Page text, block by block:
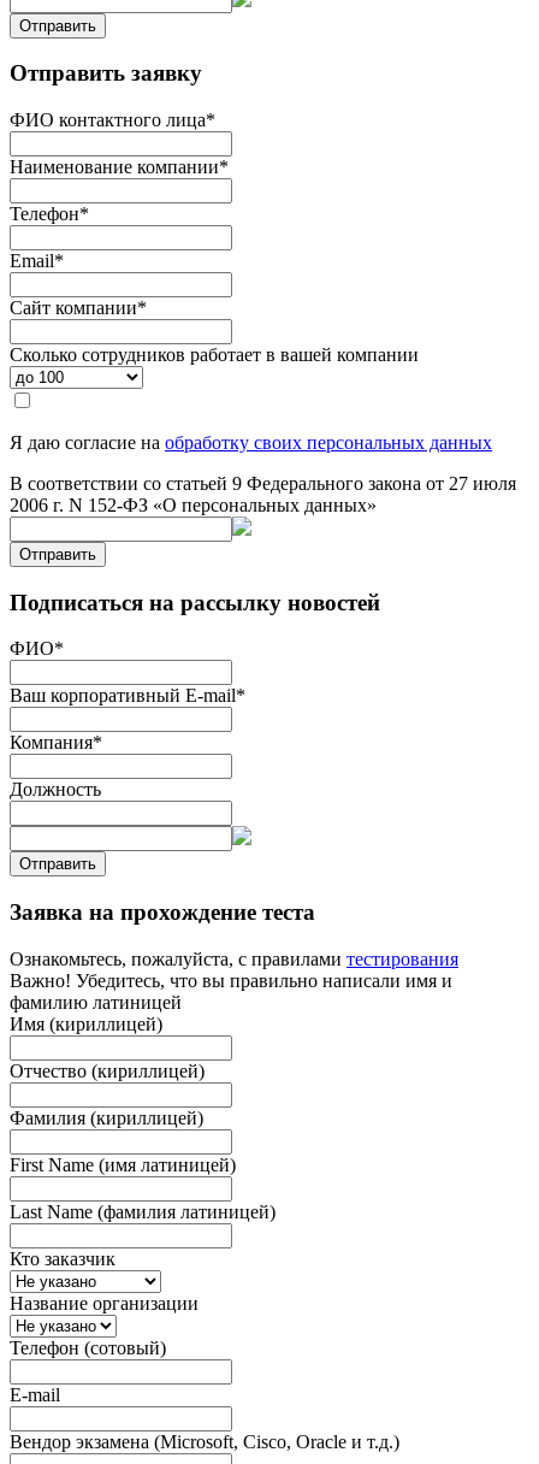
Отправить
Отправить заявку
ФИО контактного лица*
Наименование компании*
Телефон*
Email*
Сайт компании*
Сколько сотрудников работает в вашей компании
Я даю согласие на обработку своих персональных данных
В соответствии со статьей 9 Федерального закона от 27 июля
2006 г. N 152-ФЗ «О персональных данных»
Отправить
Подписаться на рассылку новостей
ФИО*
Ваш корпоративный E-mail*
Компания*
Должность
Отправить
Заявка на прохождение теста
Ознакомьтесь, пожалуйста, с правилами тестирования
Важно! Убедитесь, что вы правильно написали имя и
фамилию латиницей
Имя (кириллицей)
Отчество (кириллицей)
Фамилия (кириллицей)
First Name (имя латиницей)
Last Name (фамилия латиницей)
Кто заказчик
Название организации
Телефон (сотовый)
E-mail
Вендор экзамена (Microsoft, Cisco, Oracle и т.д.)